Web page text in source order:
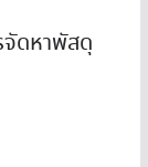
ปีงบประมาณ
จัดหาพัสดุ